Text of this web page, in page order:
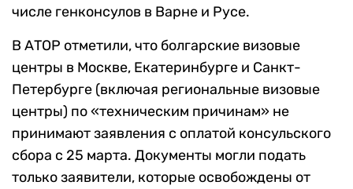
числе генконсулов в Варне и Русе.
В АТОР отметили, что болгарские визовые
центры в Москве, Екатеринбурге и Санкт-
Петербурге (включая региональные визовые
центры) по «техническим причинам» не
принимают заявления с оплатой консульского
сбора с 25 марта. Документы могли подать
только заявители, которые освобождены от